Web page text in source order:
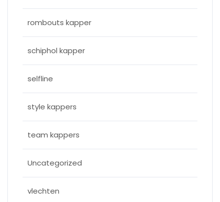
rombouts kapper
schiphol kapper
selfline
style kappers
team kappers
Uncategorized
vlechten